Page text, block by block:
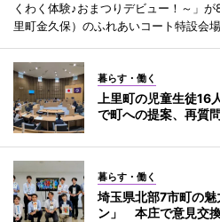
くわく体験♪おまつりデビュー！～」
里町金久保）のふれあいコート特設会場
暮らす・働く
上里町の児童生徒
で町への提案、再質
暮らす・働く
埼玉県北部7市町の
ン」 本庄で意見交